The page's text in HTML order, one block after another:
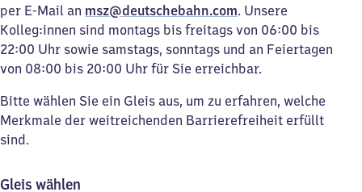
per E-Mail an msz@deutschebahn.com. Unsere
Kolleg:innen sind montags bis freitags von 06:00 bis
22:00 Uhr sowie samstags, sonntags und an Feiertagen
von 08:00 bis 20:00 Uhr für Sie erreichbar.
Bitte wählen Sie ein Gleis aus, um zu erfahren, welche
Merkmale der weitreichenden Barrierefreiheit erfüllt
sind.
Gleis wählen